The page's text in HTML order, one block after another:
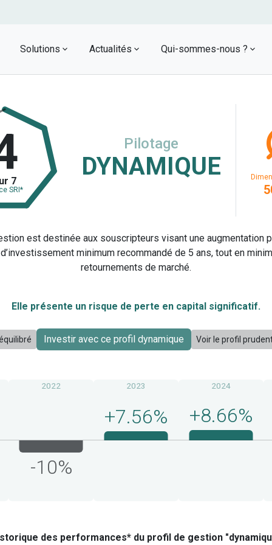
Solutions Actualités Qui-sommes-nous ?
auto_fix_high
Simulateur d’investissements
financiers
Découvrez un algorithme développé par
live_tv Podcasts
ritchee est très présent dans les
help Tout savoir
À propos de ritchee ou du patrimoine
L'équipe
Mentions légales · RGPD
7
SRI*
Pilotage
DYNAMIQUE
est destinée aux souscripteurs visant une augmentation
minimum recommandé de 5 ans, tout en
retournements de marché.
Elle présente un risque de perte en capital significatif.
Investir avec ce profil dynamique Voir le profil
2022
-10%
2023
+7.56%
2024
+8.66%
des performances* du profil de gestion